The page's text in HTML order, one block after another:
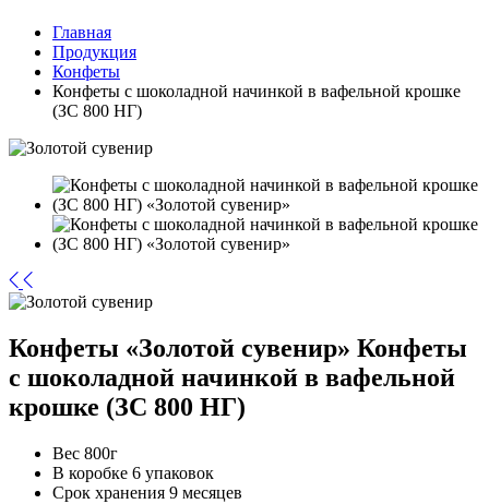
Главная
Продукция
Конфеты
Конфеты с шоколадной начинкой в вафельной крошке
(ЗС 800 НГ)
Конфеты «Золотой сувенир» Конфеты
с шоколадной начинкой в вафельной
крошке (ЗС 800 НГ)
Вес 800г
В коробке 6 упаковок
Срок хранения 9 месяцев